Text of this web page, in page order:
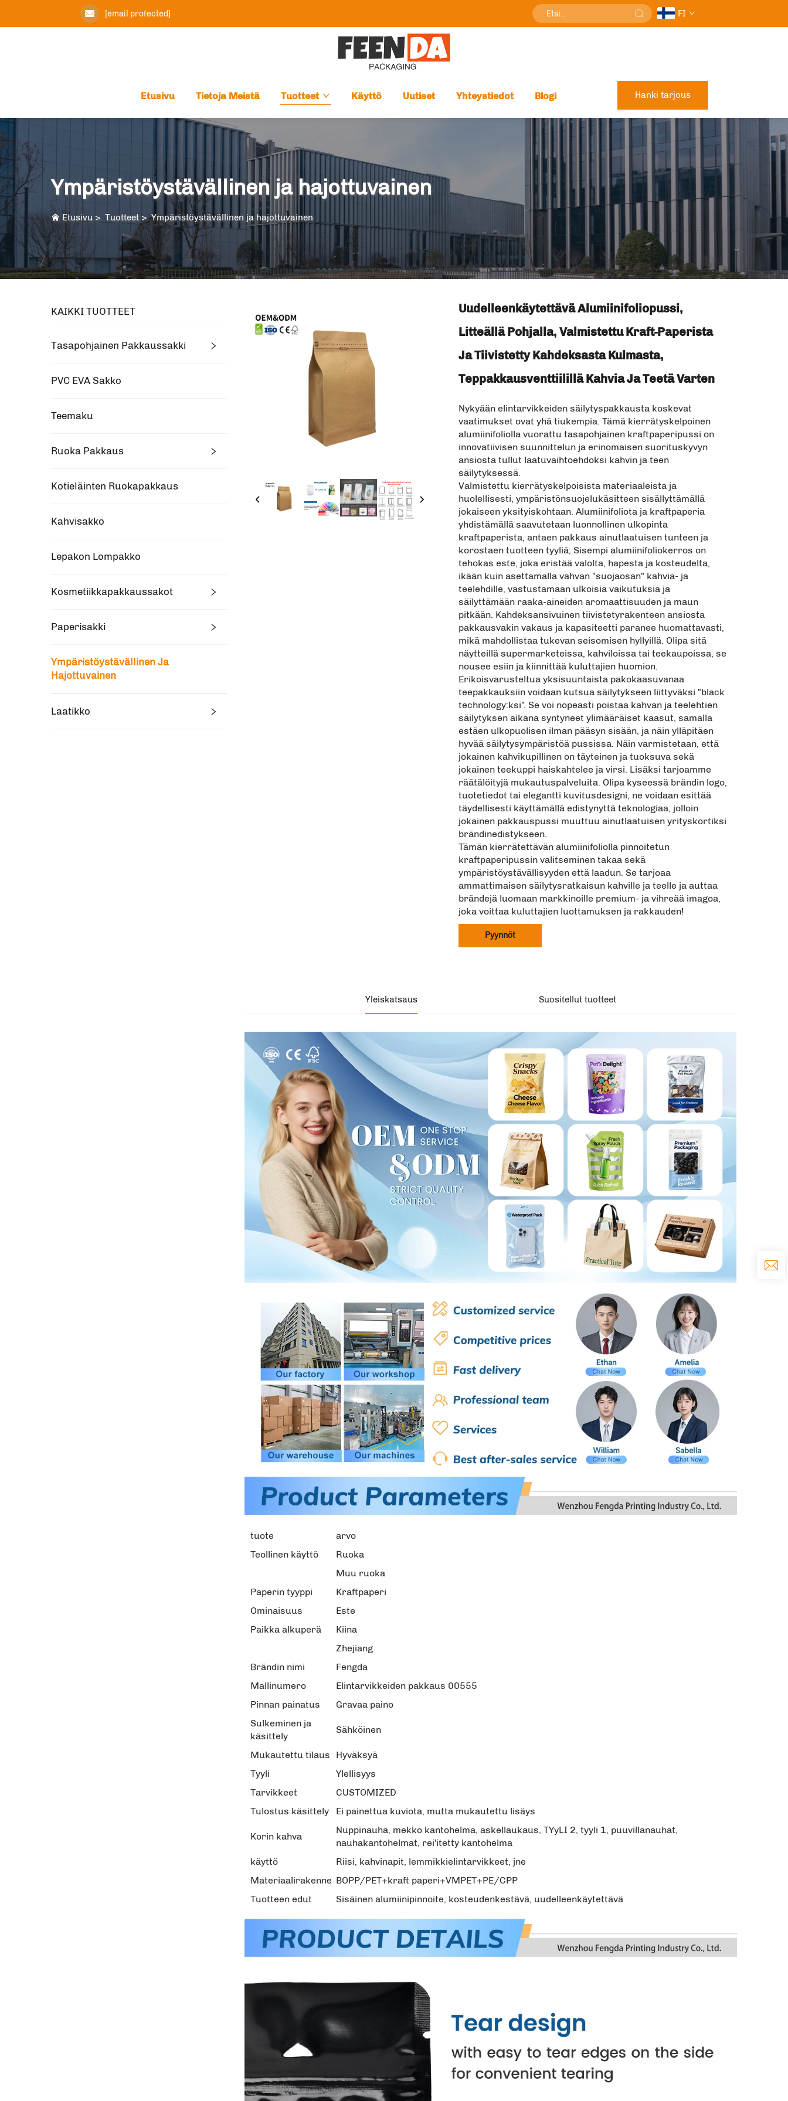
[email protected] FI
Etusivu Tietoja Meistä Tuotteet Käyttö Uutiset Yhteystiedot Blogi Hanki tarjous
Ympäristöystävällinen ja hajottuvainen
Etusivu > Tuotteet >Ympäristöystävällinen ja hajottuvainen
KAIKKI TUOTTEET
Tasapohjainen Pakkaussakki
PVC EVA Sakko
Teemaku
Ruoka Pakkaus
Kotieläinten Ruokapakkaus
Kahvisakko
Lepakon Lompakko
Kosmetiikkapakkaussakot
Paperisakki
Ympäristöystävällinen Ja
Hajottuvainen
Laatikko
Uudelleenkäytettävä Alumiinifoliopussi,
Litteällä Pohjalla, Valmistettu Kraft-Paperista
Ja Tiivistetty Kahdeksasta Kulmasta,
Teppakkausventtiilillä Kahvia Ja Teetä Varten
Nykyään elintarvikkeiden säilytyspakkausta koskevat
vaatimukset ovat yhä tiukempia. Tämä kierrätyskelpoinen
alumiinifoliolla vuorattu tasapohjainen kraftpaperipussi on
innovatiivisen suunnittelun ja erinomaisen suorituskyvyn
ansiosta tullut laatuvaihtoehdoksi kahvin ja teen
säilytyksessä.
Valmistettu kierrätyskelpoisista materiaaleista ja
huolellisesti, ympäristönsuojelukäsitteen sisällyttämällä
jokaiseen yksityiskohtaan. Alumiinifoliota ja kraftpaperia
yhdistämällä saavutetaan luonnollinen ulkopinta
kraftpaperista, antaen pakkaus ainutlaatuisen tunteen ja
korostaen tuotteen tyyliä; Sisempi alumiinifoliokerros on
tehokas este, joka eristää valolta, hapesta ja kosteudelta,
ikään kuin asettamalla vahvan "suojaosan" kahvia- ja
teelehdille, vastustamaan ulkoisia vaikutuksia ja
säilyttämään raaka-aineiden aromaattisuuden ja maun
pitkään. Kahdeksansivuinen tiivistetyrakenteen ansiosta
pakkausvakin vakaus ja kapasiteetti paranee huomattavasti,
mikä mahdollistaa tukevan seisomisen hyllyillä. Olipa sitä
näytteillä supermarketeissa, kahviloissa tai teekaupoissa, se
nousee esiin ja kiinnittää kuluttajien huomion.
Erikoisvarusteltua yksisuuntaista pakokaasuvanaa
teepakkauksiin voidaan kutsua säilytykseen liittyväksi "black
technology:ksi". Se voi nopeasti poistaa kahvan ja teelehtien
säilytyksen aikana syntyneet ylimääräiset kaasut, samalla
estäen ulkopuolisen ilman pääsyn sisään, ja näin ylläpitäen
hyvää säilytysympäristöä pussissa. Näin varmistetaan, että
jokainen kahvikupillinen on täyteinen ja tuoksuva sekä
jokainen teekuppi haiskahtelee ja virsi. Lisäksi tarjoamme
räätälöityjä mukautuspalveluita. Olipa kyseessä brändin logo,
tuotetiedot tai elegantti kuvitusdesigni, ne voidaan esittää
täydellisesti käyttämällä edistynyttä teknologiaa, jolloin
jokainen pakkauspussi muuttuu ainutlaatuisen yrityskortiksi
brändinedistykseen.
Tämän kierrätettävän alumiinifoliolla pinnoitetun
kraftpaperipussin valitseminen takaa sekä
ympäristöystävällisyyden että laadun. Se tarjoaa
ammattimaisen säilytysratkaisun kahville ja teelle ja auttaa
brändejä luomaan markkinoille premium- ja vihreää imagoa,
joka voittaa kuluttajien luottamuksen ja rakkauden!
Pyynnöt
Yleiskatsaus Suositellut tuotteet
tuote
arvo
Teollinen käyttö
Ruoka
Muu ruoka
Paperin tyyppi
Kraftpaperi
Ominaisuus
Este
Paikka alkuperä
Kiina
Zhejiang
Brändin nimi
Fengda
Mallinumero
Elintarvikkeiden pakkaus 00555
Pinnan painatus
Gravaa paino
Sulkeminen ja
käsittely
Sähköinen
Mukautettu tilaus
Hyväksyä
Tyyli
Ylellisyys
Tarvikkeet
CUSTOMIZED
Tulostus käsittely
Ei painettua kuviota, mutta mukautettu lisäys
Korin kahva
Nuppinauha, mekko kantohelma, askellaukaus, TYyLI 2, tyyli 1, puuvillanauhat,
nauhakantohelmat, rei'itetty kantohelma
käyttö
Riisi, kahvinapit, lemmikkielintarvikkeet, jne
Materiaalirakenne BOPP/PET+kraft paperi+VMPET+PE/CPP
Tuotteen edut
Sisäinen alumiinipinnoite, kosteudenkestävä, uudelleenkäytettävä